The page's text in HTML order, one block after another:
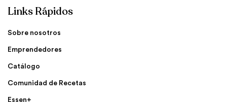
Links Rápidos
Sobre nosotros
Emprendedores
Catálogo
Comunidad de Recetas
Essen+